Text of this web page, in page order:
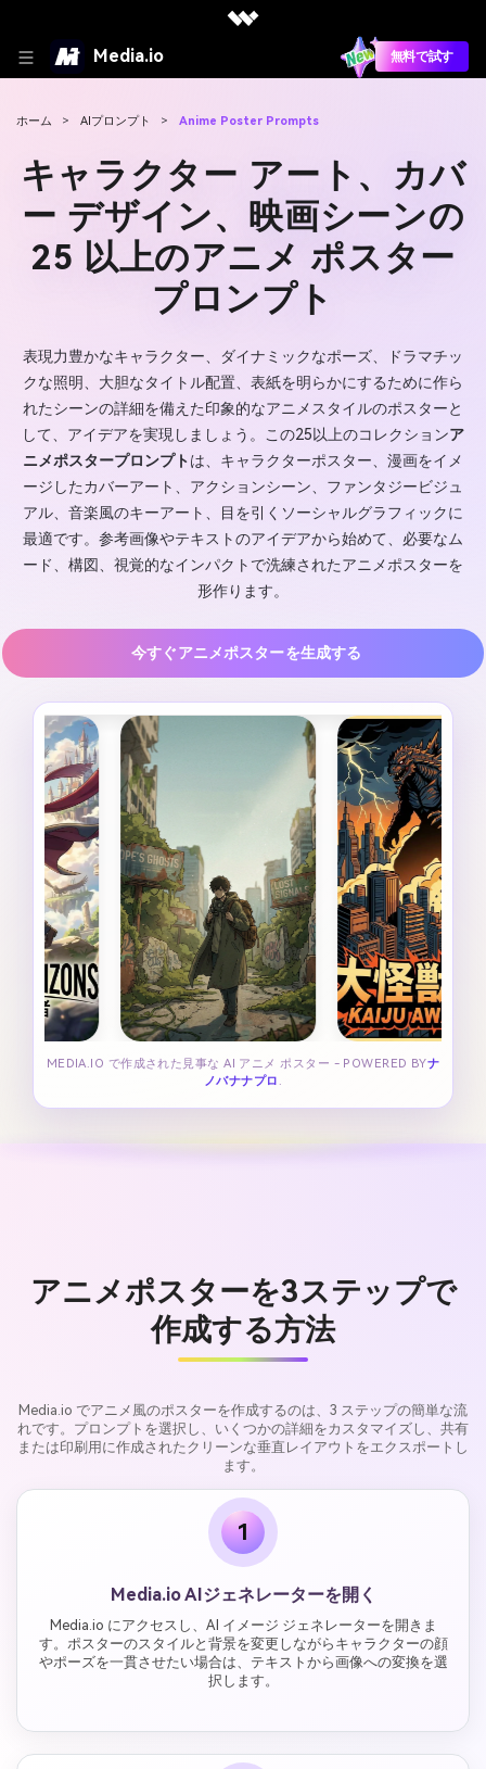
Media.io 無料で試す
ホーム > AIプロンプト > Anime Poster Prompts
キャラクター アート、カバ
ー デザイン、映画シーンの
25 以上のアニメ ポスター
プロンプト
表現力豊かなキャラクター、ダイナミックなポーズ、ドラマチッ
クな照明、大胆なタイトル配置、表紙を明らかにするために作ら
れたシーンの詳細を備えた印象的なアニメスタイルのポスターと
して、アイデアを実現しましょう。この25以上のコレクションア
ニメポスタープロンプトは、キャラクターポスター、漫画をイメ
ージしたカバーアート、アクションシーン、ファンタジービジュ
アル、音楽風のキーアート、目を引くソーシャルグラフィックに
最適です。参考画像やテキストのアイデアから始めて、必要なム
ード、構図、視覚的なインパクトで洗練されたアニメポスターを
形作ります。
今すぐアニメポスターを生成する
MEDIA.IO で作成された見事な AI アニメ ポスター - POWERED BYナ
ノバナナプロ .
アニメポスターを3ステップで
作成する方法
Media.io でアニメ風のポスターを作成するのは、3 ステップの簡単な流
れです。プロンプトを選択し、いくつかの詳細をカスタマイズし、共有
または印刷用に作成されたクリーンな垂直レイアウトをエクスポートし
ます。
1
Media.io AIジェネレーターを開く
Media.io にアクセスし、AI イメージ ジェネレーターを開きま
す。ポスターのスタイルと背景を変更しながらキャラクターの顔
やポーズを一貫させたい場合は、テキストから画像への変換を選
択します。